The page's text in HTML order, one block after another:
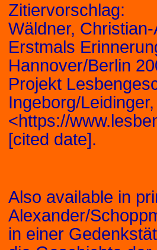
Zitiervorschlag:
Wäldner,
Erstmals
Hannover/Berlin
Projekt
Ingeborg/
<https://
[cited date].
Also available in
Alexander/
in einer